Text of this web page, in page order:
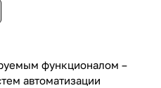
функционалом –
автоматизации